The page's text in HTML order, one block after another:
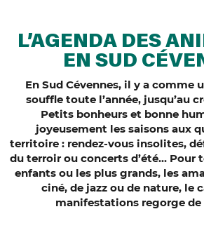
L’AGENDA DES
EN SUD
En Sud Cévennes, il y a comme
souffle toute l’année, jusqu’au
Petits bonheurs et bonne
joyeusement les saisons aux
territoire : rendez-vous insolites,
du terroir ou concerts d’été… Pour
enfants ou les plus grands, les
ciné, de jazz ou de nature, le
manifestations regorge de